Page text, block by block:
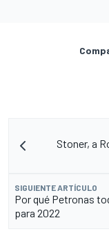
Stoner, a
SIGUIENTE ARTÍCULO
Por qué Petronas
para 2022